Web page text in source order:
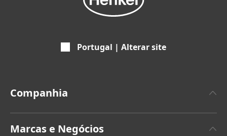
Portugal | Alterar site
Companhia
Marcas e Negócios